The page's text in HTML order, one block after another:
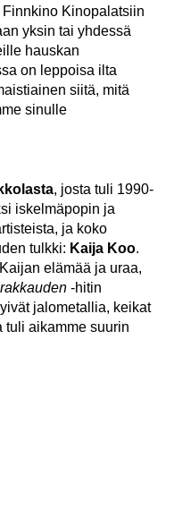
Finnkino Kinopalatsiin
yksin tai yhdessä
hauskan
on leppoisa ilta
siitä, mitä
sinulle
, josta tuli 1990-
iskelmäpopin ja
ja koko
tulkki: Kaija Koo.
elämää ja uraa,
-hitin
jalometallia, keikat
tuli aikamme suurin